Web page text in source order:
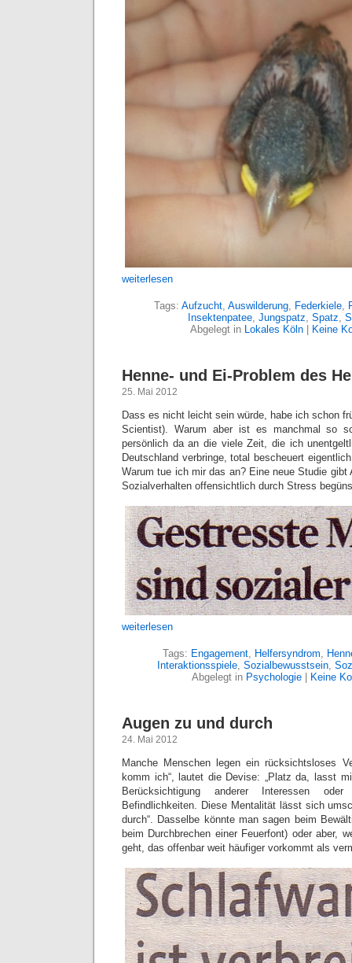
weiterlesen
Tags: Aufzucht, Auswilderung, Federkiele,
Insektenpatee, Jungspatz, Spatz,
Abgelegt in Lokales Köln| Keine
Henne- und Ei-Problem des
25. Mai 2012
Dass es nicht leicht sein würde, habe ich schon
Scientist). Warum aber ist es manchmal so
persönlich da an die viele Zeit, die ich
Deutschland verbringe, total bescheuert
Warum tue ich mir das an? Eine neue Studie gibt
Sozialverhalten offensichtlich durch Stress
weiterlesen
Tags: Engagement, Helfersyndrom,
Interaktionsspiele, Sozialbewusstsein,
Abgelegt in Psychologie| Keine
Augen zu und durch
24. Mai 2012
Manche Menschen legen ein rücksichtsloses
komm ich“, lautet die Devise: „Platz da, lasst
Berücksichtigung anderer Interessen
Befindlichkeiten. Diese Mentalität lässt sich
durch“. Dasselbe könnte man sagen beim
beim Durchbrechen einer Feuerfont) oder aber,
geht, das offenbar weit häufiger vorkommt als